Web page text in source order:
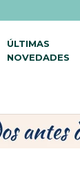
ÚLTIMAS
NOVEDADES